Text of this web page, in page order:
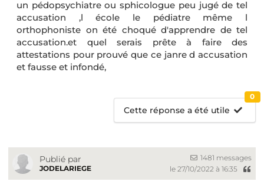
un pédopsychiatre ou sphicologue peu jugé de tel
accusation ,l école le pédiatre même l
orthophoniste on été choqué d'apprendre de tel
accusation.et quel serais prête à faire des
attestations pour prouvé que ce janre d accusation
et fausse et infondé,
Cette réponse a été utile
0
Publié par
JODELARIEGE
1481 messages
le 27/10/2022 à 16:35